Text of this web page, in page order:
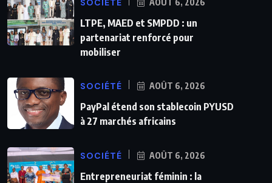
SOCIÉTÉ AOÛT 6, 2026
LTPE, MAED et SMPDD : un
partenariat renforcé pour
mobiliser
SOCIÉTÉ AOÛT 6, 2026
PayPal étend son stablecoin PYUSD
à 27 marchés africains
SOCIÉTÉ AOÛT 6, 2026
Entrepreneuriat féminin : la